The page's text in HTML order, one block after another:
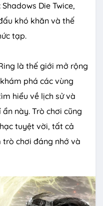
Die Twice,
khó khăn và thế
tạp.
là thế giới mở rộng
phá các vùng
hiểu về lịch sử và
này. Trò chơi cũng
tuyệt vời, tất cả
chơi đáng nhớ và